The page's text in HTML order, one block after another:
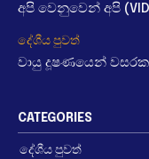
අපි වෙනුවෙන් අපි
දේශීය පුවත්
වායු දූෂණයෙන්
CATEGORIES
දේශීය පුවත්